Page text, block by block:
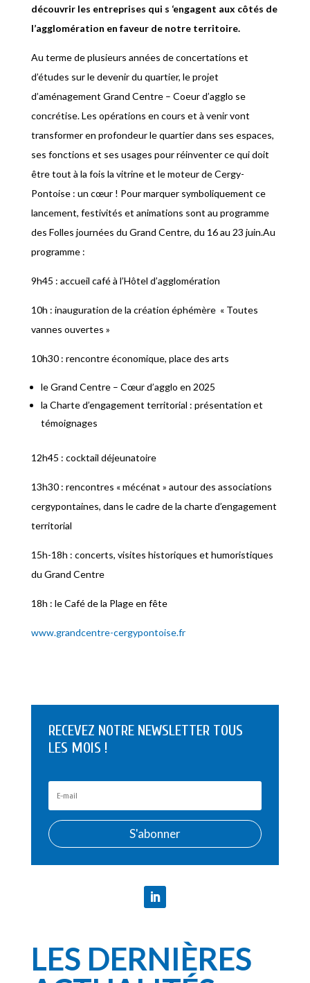
découvrir les entreprises qui s ‘engagent aux côtés de
l’agglomération en faveur de notre territoire.
Au terme de plusieurs années de concertations et
d’études sur le devenir du quartier, le projet
d’aménagement Grand Centre – Coeur d’agglo se
concrétise. Les opérations en cours et à venir vont
transformer en profondeur le quartier dans ses espaces,
ses fonctions et ses usages pour réinventer ce qui doit
être tout à la fois la vitrine et le moteur de Cergy-
Pontoise : un cœur ! Pour marquer symboliquement ce
lancement, festivités et animations sont au programme
des Folles journées du Grand Centre, du 16 au 23 juin.Au
programme :
9h45 : accueil café à l’Hôtel d’agglomération
10h : inauguration de la création éphémère « Toutes
vannes ouvertes »
10h30 : rencontre économique, place des arts
le Grand Centre – Cœur d’agglo en 2025
la Charte d’engagement territorial : présentation et
témoignages
12h45 : cocktail déjeunatoire
13h30 : rencontres « mécénat » autour des associations
cergypontaines, dans le cadre de la charte d’engagement
territorial
15h-18h : concerts, visites historiques et humoristiques
du Grand Centre
18h : le Café de la Plage en fête
www.grandcentre-cergypontoise.fr
RECEVEZ NOTRE NEWSLETTER TOUS
LES MOIS !
S'abonner
LES DERNIÈRES